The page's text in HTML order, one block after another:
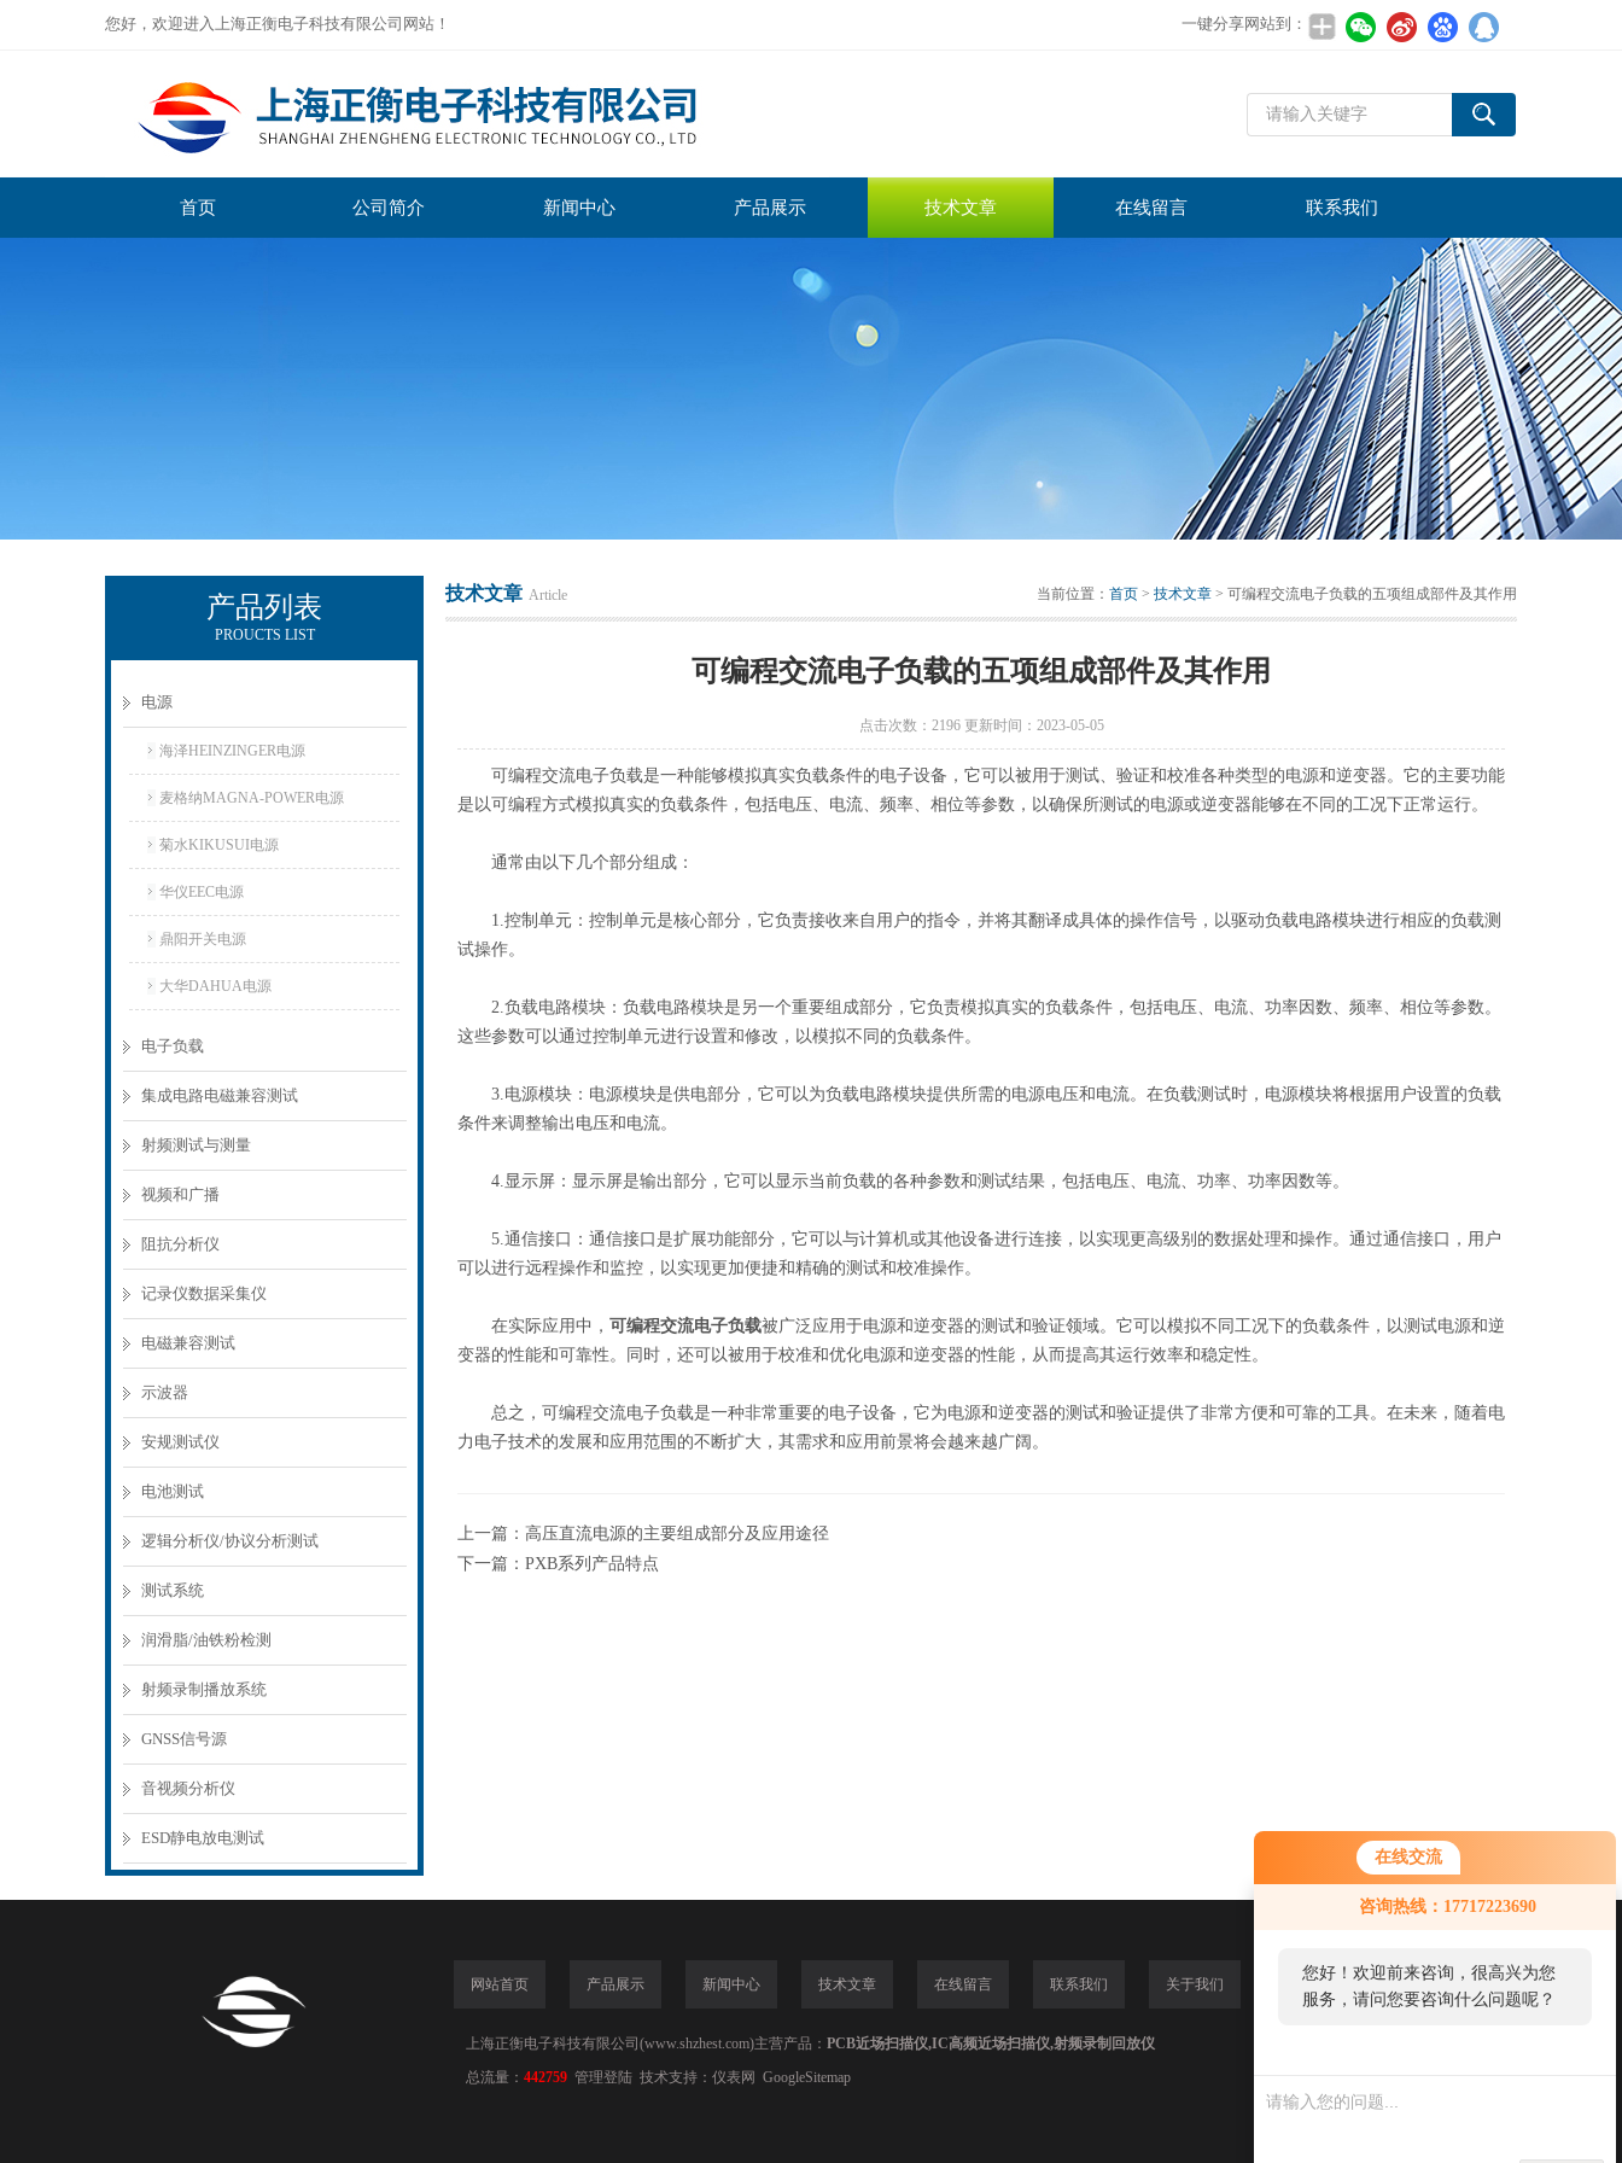
在线交流
咨询热线：17717223690
您好！欢迎前来咨询，很高兴为您
服务，请问您要咨询什么问题呢？
您好，欢迎进入上海正衡电子科技有限公司网站！ 一键分享网站到：
首页 公司简介 新闻中心 产品展示 技术文章 在线留言 联系我们
产品列表
PROUCTS LIST
电源
海泽HEINZINGER电源
麦格纳MAGNA-POWER电源
菊水KIKUSUI电源
华仪EEC电源
鼎阳开关电源
大华DAHUA电源
电子负载
集成电路电磁兼容测试
射频测试与测量
视频和广播
阻抗分析仪
记录仪数据采集仪
电磁兼容测试
示波器
安规测试仪
电池测试
逻辑分析仪/协议分析测试
测试系统
润滑脂/油铁粉检测
射频录制播放系统
GNSS信号源
音视频分析仪
ESD静电放电测试
技术文章 Article 当前位置： 首页 > 技术文章 > 可编程交流电子负载的五项组成部件及其作用
可编程交流电子负载的五项组成部件及其作用
点击次数：2196 更新时间：2023-05-05
可编程交流电子负载是一种能够模拟真实负载条件的电子设备，它可以被用于测试、验证和校准各种类型的电源和逆变器。它的主要功能
是以可编程方式模拟真实的负载条件，包括电压、电流、频率、相位等参数，以确保所测试的电源或逆变器能够在不同的工况下正常运行。
通常由以下几个部分组成：
1.控制单元：控制单元是核心部分，它负责接收来自用户的指令，并将其翻译成具体的操作信号，以驱动负载电路模块进行相应的负载测
试操作。
2.负载电路模块：负载电路模块是另一个重要组成部分，它负责模拟真实的负载条件，包括电压、电流、功率因数、频率、相位等参数。
这些参数可以通过控制单元进行设置和修改，以模拟不同的负载条件。
3.电源模块：电源模块是供电部分，它可以为负载电路模块提供所需的电源电压和电流。在负载测试时，电源模块将根据用户设置的负载
条件来调整输出电压和电流。
4.显示屏：显示屏是输出部分，它可以显示当前负载的各种参数和测试结果，包括电压、电流、功率、功率因数等。
5.通信接口：通信接口是扩展功能部分，它可以与计算机或其他设备进行连接，以实现更高级别的数据处理和操作。通过通信接口，用户
可以进行远程操作和监控，以实现更加便捷和精确的测试和校准操作。
在实际应用中， 可编程交流电子负载被广泛应用于电源和逆变器的测试和验证领域。它可以模拟不同工况下的负载条件，以测试电源和逆
变器的性能和可靠性。同时，还可以被用于校准和优化电源和逆变器的性能，从而提高其运行效率和稳定性。
总之，可编程交流电子负载是一种非常重要的电子设备，它为电源和逆变器的测试和验证提供了非常方便和可靠的工具。在未来，随着电
力电子技术的发展和应用范围的不断扩大，其需求和应用前景将会越来越广阔。
上一篇： 高压直流电源的主要组成部分及应用途径
下一篇： PXB系列产品特点
网站首页 产品展示 新闻中心 技术文章 在线留言 联系我们 关于我们
上海正衡电子科技有限公司(www.shzhest.com)主营产品： PCB近场扫描仪,IC高频近场扫描仪,射频录制回放仪
总流量： 442759 管理登陆 技术支持： 仪表网 GoogleSitemap